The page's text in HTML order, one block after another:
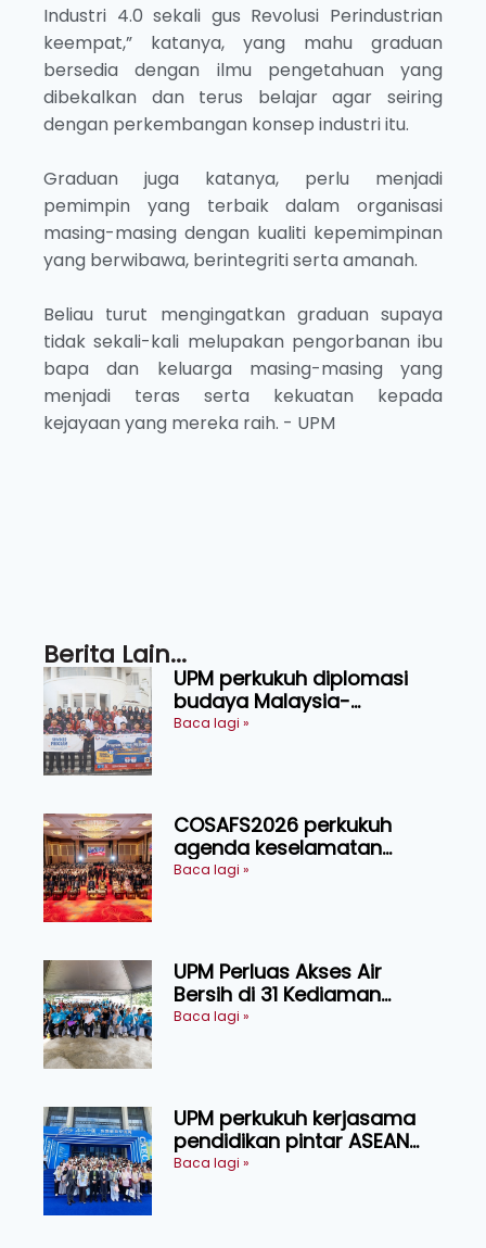
Industri 4.0 sekali gus Revolusi Perindustrian
keempat,” katanya, yang mahu graduan
bersedia dengan ilmu pengetahuan yang
dibekalkan dan terus belajar agar seiring
dengan perkembangan konsep industri itu.
Graduan juga katanya, perlu menjadi
pemimpin yang terbaik dalam organisasi
masing-masing dengan kualiti kepemimpinan
yang berwibawa, berintegriti serta amanah.
Beliau turut mengingatkan graduan supaya
tidak sekali-kali melupakan pengorbanan ibu
bapa dan keluarga masing-masing yang
menjadi teras serta kekuatan kepada
kejayaan yang mereka raih. - UPM
Berita Lain...
UPM perkukuh diplomasi
budaya Malaysia-
Indonesia melalui Narasi
Baca lagi »
COSAFS2026 perkukuh
agenda keselamatan
makanan, AgriHub pacu
Baca lagi »
UPM Perluas Akses Air
Bersih di 31 Kediaman
Orang Asli Tasik Chini
Baca lagi »
UPM perkukuh kerjasama
pendidikan pintar ASEAN
menerusi lawatan rasmi ke
Baca lagi »